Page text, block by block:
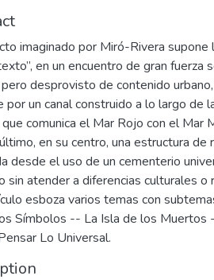
imaginado por Miró-Rivera supone
en un encuentro de gran fuerza
desprovisto de contenido
por un canal construido a lo largo de
que comunica el Mar Rojo con el Mar
en su centro, una estructura de
desde el uso de un cementerio
sin atender a diferencias culturales o
esboza varios temas con
Símbolos -- La Isla de los Muertos
Lo Universal.